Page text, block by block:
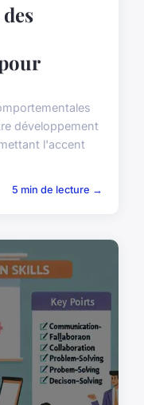
développement
l'accent
5 min de lecture →